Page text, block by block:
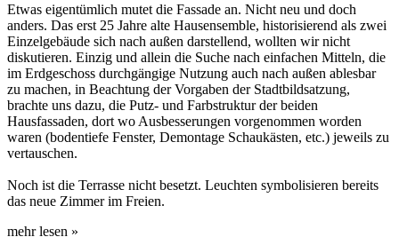
Etwas eigentümlich mutet die Fassade an. Nicht neu und doch
anders. Das erst 25 Jahre alte Hausensemble, historisierend als zwei
Einzelgebäude sich nach außen darstellend, wollten wir nicht
diskutieren. Einzig und allein die Suche nach einfachen Mitteln, die
im Erdgeschoss durchgängige Nutzung auch nach außen ablesbar
zu machen, in Beachtung der Vorgaben der Stadtbildsatzung,
brachte uns dazu, die Putz- und Farbstruktur der beiden
Hausfassaden, dort wo Ausbesserungen vorgenommen worden
waren (bodentiefe Fenster, Demontage Schaukästen, etc.) jeweils zu
vertauschen.
Noch ist die Terrasse nicht besetzt. Leuchten symbolisieren bereits
das neue Zimmer im Freien.
mehr lesen »